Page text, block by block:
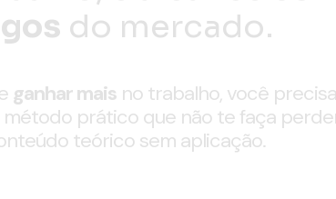
do mercado.
ganhar mais no trabalho, você
prático que não te faça
teórico sem aplicação.